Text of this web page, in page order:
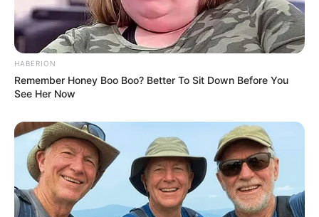
HABERION
Remember Honey Boo Boo? Better To Sit Down Before You
See Her Now